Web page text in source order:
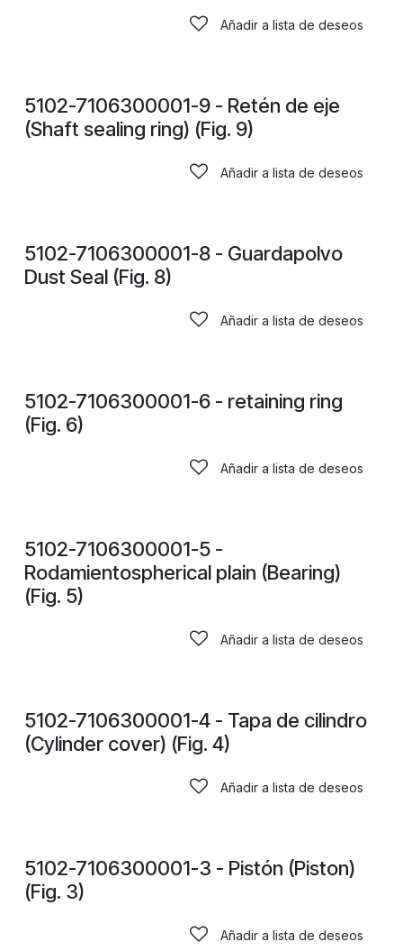
Añadir a lista de deseos
CONSULTAR PRECIOS
5102-7106300001-9 - Retén de eje
(Shaft sealing ring) (Fig. 9)
Añadir a lista de deseos
CONSULTAR PRECIOS
5102-7106300001-8 - Guardapolvo
Dust Seal (Fig. 8)
Añadir a lista de deseos
CONSULTAR PRECIOS
5102-7106300001-6 - retaining ring
(Fig. 6)
Añadir a lista de deseos
CONSULTAR PRECIOS
5102-7106300001-5 -
Rodamientospherical plain (Bearing)
(Fig. 5)
Añadir a lista de deseos
CONSULTAR PRECIOS
5102-7106300001-4 - Tapa de cilindro
(Cylinder cover) (Fig. 4)
Añadir a lista de deseos
CONSULTAR PRECIOS
5102-7106300001-3 - Pistón (Piston)
(Fig. 3)
Añadir a lista de deseos